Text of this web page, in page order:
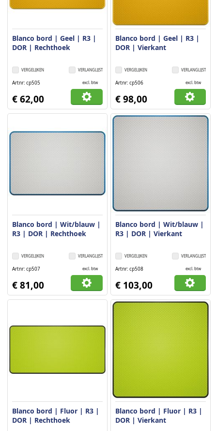
Blanco bord | Geel | R3 |
DOR | Rechthoek
VERLANGLIJST
VERGELIJKEN
Artnr cp505 excl. btw
€ 62,00
Blanco bord | Geel | R3 |
DOR | Vierkant
VERLANGLIJST
VERGELIJKEN
Artnr cp506 excl. btw
€ 98,00
Blanco bord | Wit/blauw |
R3 | DOR | Rechthoek
VERLANGLIJST
VERGELIJKEN
Artnr cp507 excl. btw
€ 81,00
Blanco bord | Wit/blauw |
R3 | DOR | Vierkant
VERLANGLIJST
VERGELIJKEN
Artnr cp508 excl. btw
€ 103,00
Blanco bord | Fluor | R3 |
DOR | Rechthoek
Blanco bord | Fluor | R3 |
DOR | Vierkant